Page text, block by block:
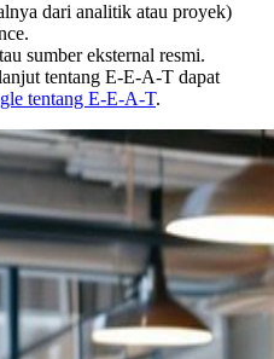
dari analitik atau proyek)
sumber eksternal resmi.
tentang E-E-A-T dapat
tentang E-E-A-T.